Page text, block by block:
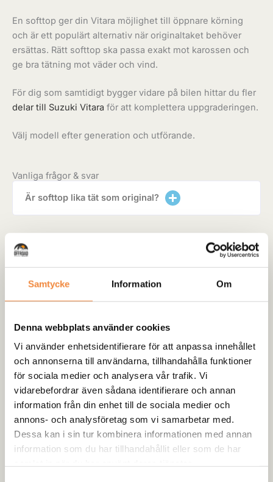
Samtycke Information Om
Denna webbplats använder cookies
Vi använder enhetsidentifierare för att anpassa innehållet
och annonserna till användarna, tillhandahålla funktioner
för sociala medier och analysera vår trafik. Vi
vidarebefordrar även sådana identifierare och annan
information från din enhet till de sociala medier och
annons- och analysföretag som vi samarbetar med.
Dessa kan i sin tur kombinera informationen med annan
information som du har tillhandahållit eller som de har
Filtrera efter pris
Produktkategorier
Camping & Expedition
Däck & Fälg
En softtop ger din Vitara möjlighet till öppnare körning
och är ett populärt alternativ när originaltaket behöver
ersättas. Rätt softtop ska passa exakt mot karossen och
ge bra tätning mot väder och vind.
För dig som samtidigt bygger vidare på bilen hittar du fler
delar till Suzuki Vitara för att komplettera uppgraderingen.
Välj modell efter generation och utförande.
Vanliga frågor & svar
Är softtop lika tät som original?